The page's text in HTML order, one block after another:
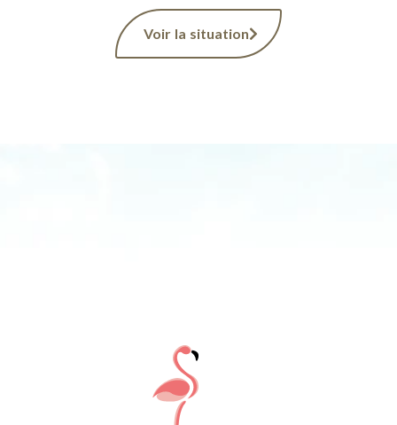
Voir la situation